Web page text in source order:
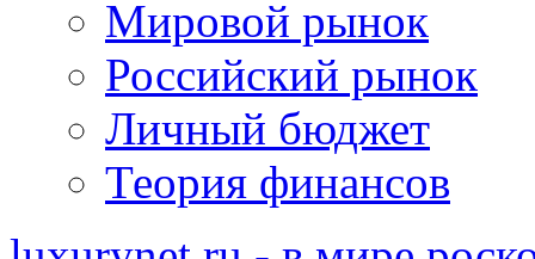
Мировой рынок
Российский рынок
Личный бюджет
Теория финансов